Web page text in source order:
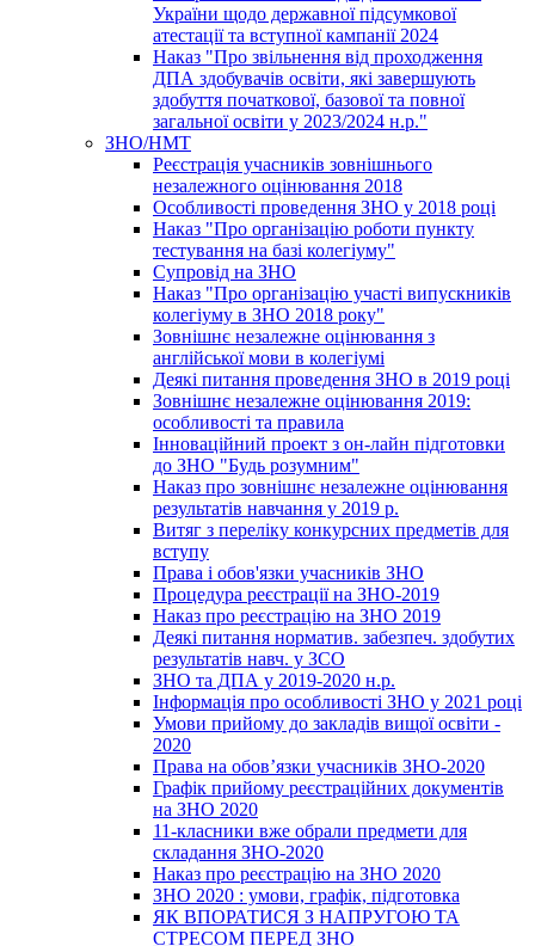
України щодо державної підсумкової
атестації та вступної кампанії 2024
Наказ "Про звільнення від проходження
ДПА здобувачів освіти, які завершують
здобуття початкової, базової та повної
загальної освіти у 2023/2024 н.р."
ЗНО/НМТ
Реєстрація учасників зовнішнього
незалежного оцінювання 2018
Особливості проведення ЗНО у 2018 році
Наказ "Про організацію роботи пункту
тестування на базі колегіуму"
Супровід на ЗНО
Наказ "Про організацію участі випускників
колегіуму в ЗНО 2018 року"
Зовнішнє незалежне оцінювання з
англійської мови в колегіумі
Деякі питання проведення ЗНО в 2019 році
Зовнішнє незалежне оцінювання 2019:
особливості та правила
Інноваційний проект з он-лайн підготовки
до ЗНО "Будь розумним"
Наказ про зовнішнє незалежне оцінювання
результатів навчання у 2019 р.
Витяг з переліку конкурсних предметів для
вступу
Права і обов'язки учасників ЗНО
Процедура реєстрації на ЗНО-2019
Наказ про реєстрацію на ЗНО 2019
Деякі питання норматив. забезпеч. здобутих
результатів навч. у ЗСО
ЗНО та ДПА у 2019-2020 н.р.
Інформація про особливості ЗНО у 2021 році
Умови прийому до закладів вищої освіти -
2020
Права на обов’язки учасників ЗНО-2020
Графік прийому реєстраційних документів
на ЗНО 2020
11-класники вже обрали предмети для
складання ЗНО-2020
Наказ про реєстрацію на ЗНО 2020
ЗНО 2020 : умови, графік, підготовка
ЯК ВПОРАТИСЯ З НАПРУГОЮ ТА
СТРЕСОМ ПЕРЕД ЗНО